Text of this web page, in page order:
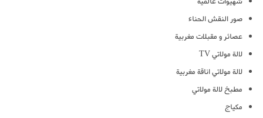
صور النقش الحناء
عصائر و مقبلات مغربية
لالة مولاتي TV
لالة مولاتي اناقة مغربية
مطبخ لالة مولاتي
مكياج